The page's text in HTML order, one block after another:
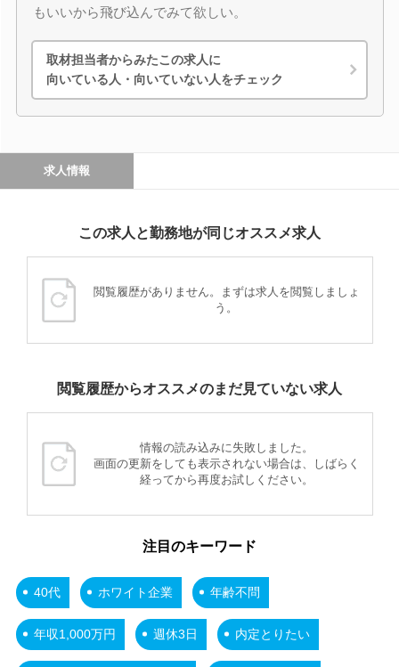
もいいから飛び込んでみて欲しい。
取材担当者からみたこの求人に
向いている人・向いていない人をチェック
求人情報
この求人と勤務地が同じオススメ求人
閲覧履歴がありません。まずは求人を閲覧しましょ
う。
閲覧履歴からオススメのまだ見ていない求人
情報の読み込みに失敗しました。
画面の更新をしても表示されない場合は、しばらく
経ってから再度お試しください。
注目のキーワード
40代 ホワイト企業 年齢不問
年収1,000万円 週休3日 内定とりたい